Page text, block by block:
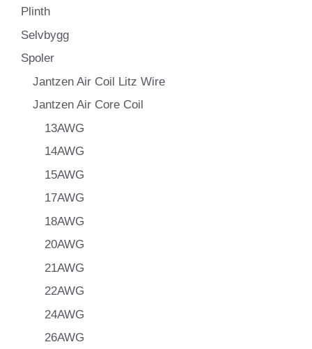
Plinth
Selvbygg
Spoler
Jantzen Air Coil Litz Wire
Jantzen Air Core Coil
13AWG
14AWG
15AWG
17AWG
18AWG
20AWG
21AWG
22AWG
24AWG
26AWG